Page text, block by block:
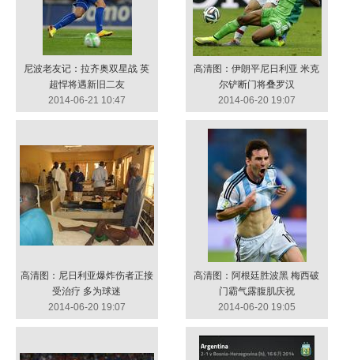
尼波老友记：拉齐奥双星战 英
超悍将遇新旧二友
2014-06-21 10:47
高清图：伊朗平尼日利亚 米克
尔铲断门将叠罗汉
2014-06-20 19:07
高清图：尼日利亚爆炸伤者正接
受治疗 多为球迷
2014-06-20 19:07
高清图：阿根廷胜波黑 梅西破
门霸气露腹肌庆祝
2014-06-20 19:05